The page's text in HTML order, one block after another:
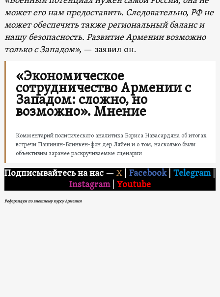
может его нам предоставить. Следовательно, РФ не
может обеспечить также региональный баланс и
нашу безопасность. Развитие Армении возможно
только с Западом», — заявил он.
«Экономическое
сотрудничество Армении с
Западом: сложно, но
возможно». Мнение
Комментарий политического аналитика Бориса Навасардяна об итогах
встречи Пашинян-Блинкен-фон дер Ляйен и о том, насколько были
объективны заранее раскручиваемые сценарии
Подписывайтесь на нас — X Facebook Telegram|
Instagram
Youtube
Референдум по внешнему курсу Армении